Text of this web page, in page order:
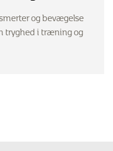
v.og bevægelse
tryghed i træning og